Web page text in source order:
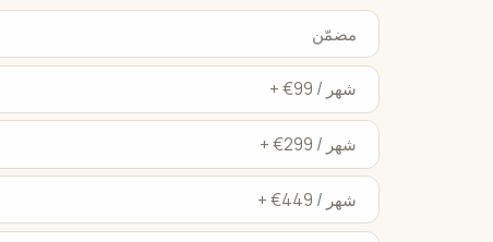
مضمّن
+ €99 / شهر
+ €299 / شهر
+ €449 / شهر